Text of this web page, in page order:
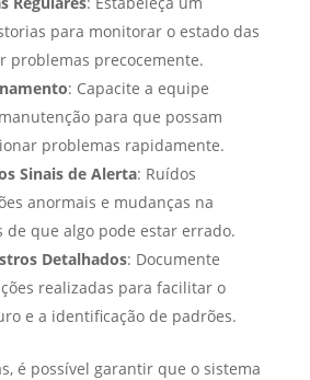
para monitorar o estado das
problemas precocemente.
: Capacite a equipe
para que possam
problemas rapidamente.
Sinais de Alerta: Ruídos
anormais e mudanças na
de que algo pode estar errado.
Detalhados: Documente
realizadas para facilitar o
e a identificação de padrões.
é possível garantir que o sistema